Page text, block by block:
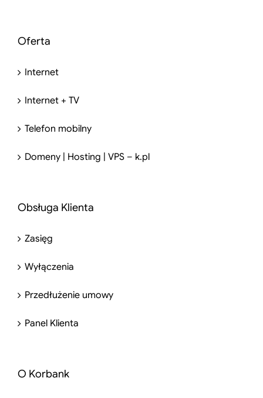
Oferta
Internet
Internet + TV
Telefon mobilny
Domeny | Hosting | VPS – k.pl
Obsługa Klienta
Zasięg
Wyłączenia
Przedłużenie umowy
Panel Klienta
O Korbank